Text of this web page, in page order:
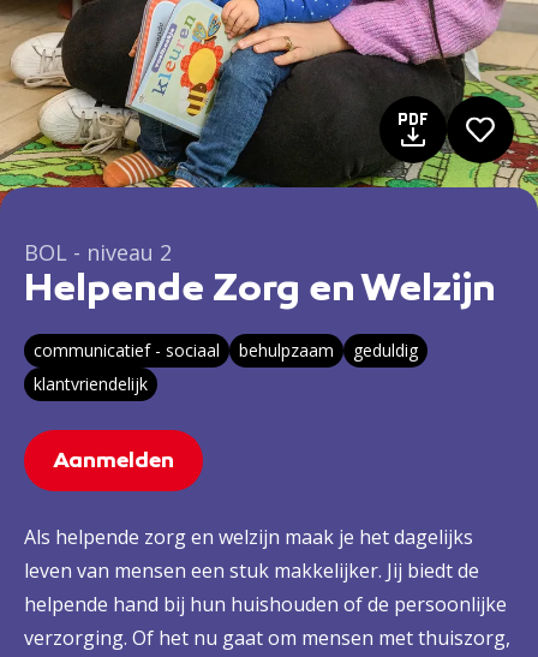
BOL - niveau 2
Helpende Zorg en Welzijn
communicatief - sociaal behulpzaam
geduldig
klantvriendelijk
Aanmelden
Als helpende zorg en welzijn maak je het dagelijks
leven van mensen een stuk makkelijker. Jij biedt de
helpende hand bij hun huishouden of de persoonlijke
verzorging. Of het nu gaat om mensen met thuiszorg,